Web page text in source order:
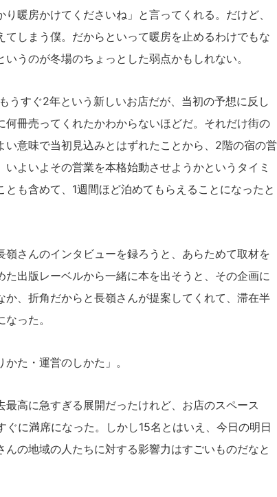
暖房かけてくださいね」と言ってくれる。だけど、
しまう僕。だからといって暖房を止めるわけでもな
うのが冬場のちょっとした弱点かもしれない。
うすぐ2年という新しいお店だが、当初の予想に反し
冊売ってくれたかわからないほどだ。それだけ街の
い意味で当初見込みとはずれたことから、2階の宿の営
よいよその営業を本格始動させようかというタイミ
も含めて、1週間ほど泊めてもらえることになったと
さんのインタビューを録ろうと、あらためて取材を
出版レーベルから一緒に本を出そうと、その企画に
、折角だからと長嶺さんが提案してくれて、滞在半
った。
た・運営のしかた」。
高に急すぎる展開だったけれど、お店のスペース
ぐに満席になった。しかし15名とはいえ、今日の明日
の地域の人たちに対する影響力はすごいものだなと